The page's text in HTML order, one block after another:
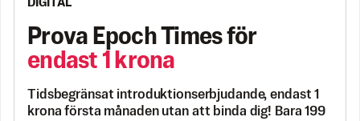
DIGITAL
Prova Epoch Times för
endast 1 krona
Tidsbegränsat introduktionserbjudande, endast 1
krona första månaden utan att binda dig! Bara 199